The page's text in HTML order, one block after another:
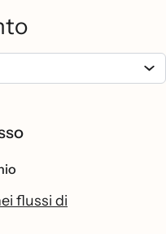
flussi di